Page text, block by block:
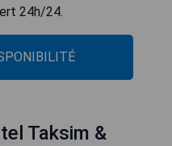
24h/24.
Taksim &